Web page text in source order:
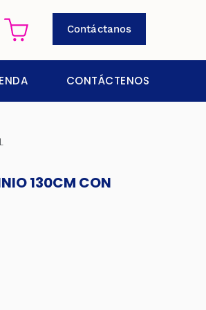
Contáctanos
CONTÁCTENOS
130CM CON